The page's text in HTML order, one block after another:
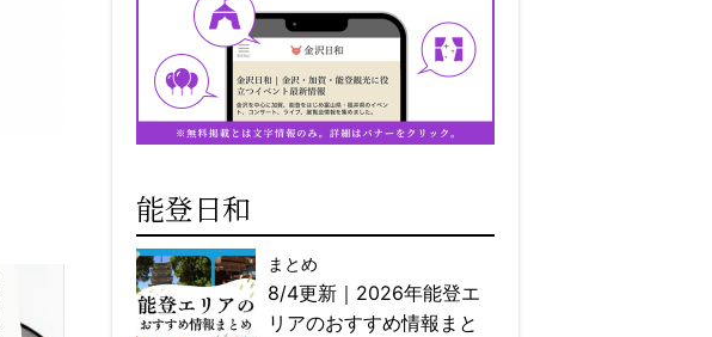
能登日和
まとめ
8/4更新｜2026年能登エ
リアのおすすめ情報まと